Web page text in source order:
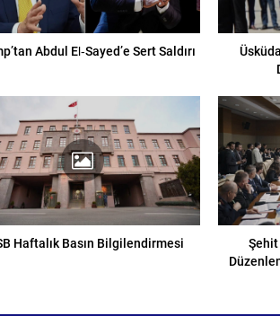
Abdul El‑Sayed’e Sert Saldırı
Haftalık Basın Bilgilendirmesi
Şehit